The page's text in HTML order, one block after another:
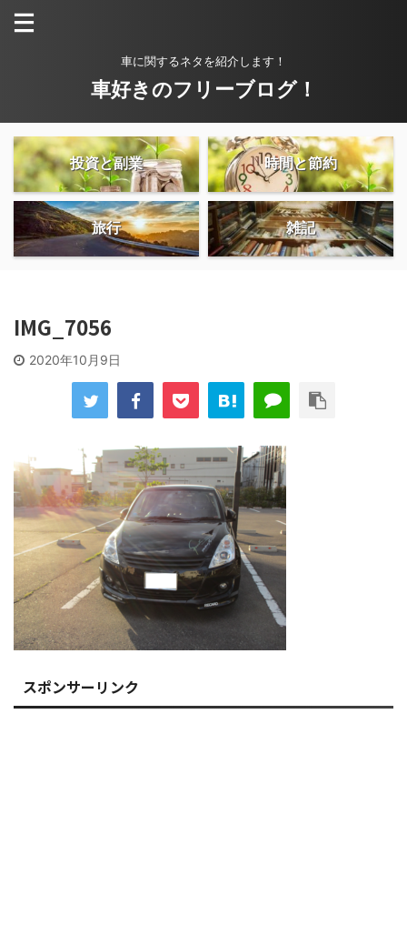
車に関するネタを紹介します！
車好きのフリーブログ！
投資と副業 時間と節約
旅行 雑記
IMG_7056
2020年10月9日
スポンサーリンク